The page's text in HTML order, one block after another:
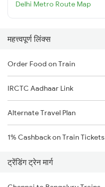
Delhi Metro Route Map
महत्त्वपूर्ण लिंक्स
Order Food on Train
IRCTC Aadhaar Link
Alternate Travel Plan
1% Cashback on Train Tickets
ट्रेंडिंग ट्रेन मार्ग